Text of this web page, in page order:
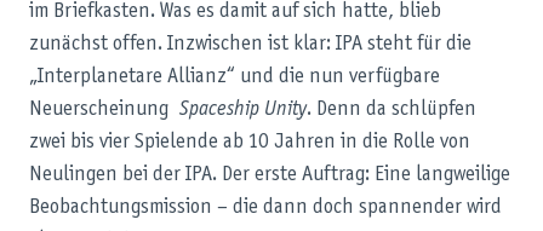
im Briefkasten. Was es damit auf sich hatte, blieb
zunächst offen. Inzwischen ist klar: IPA steht für die
„Interplanetare Allianz“ und die nun verfügbare
Neuerscheinung Spaceship Unity. Denn da schlüpfen
zwei bis vier Spielende ab 10 Jahren in die Rolle von
Neulingen bei der IPA. Der erste Auftrag: Eine langweilige
Beobachtungsmission – die dann doch spannender wird